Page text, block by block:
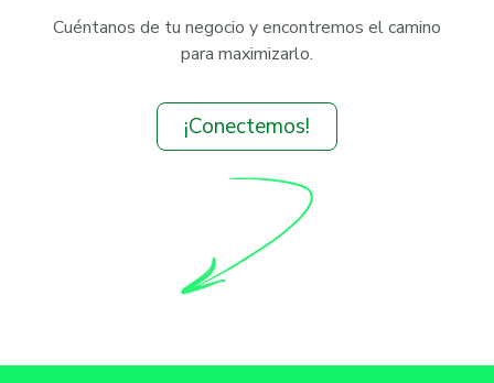
Cuéntanos de tu negocio y encontremos el camino
para maximizarlo.
¡Conectemos!